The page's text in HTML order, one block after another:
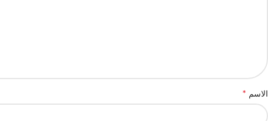
الاسم *